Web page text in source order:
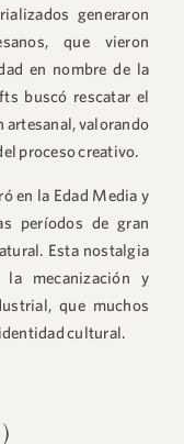
generaron
que vieron
en nombre de la
buscó rescatar el
artesanal, valorando
proceso creativo.
en la Edad Media y
períodos de gran
Esta nostalgia
mecanización y
que muchos
cultural.